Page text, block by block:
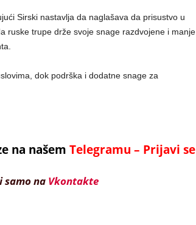
Sirski nastavlja da naglašava da prisustvo u
ruske trupe drže svoje snage razdvojene i manje
dok podrška i dodatne snage za
na našem Telegramu – Prijavi se
samo na Vkontakte